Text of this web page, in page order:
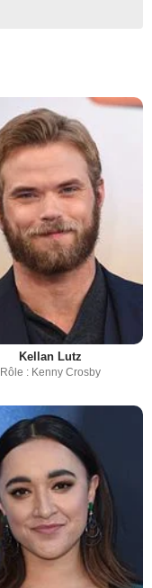
Kellan Lutz
Rôle : Kenny Crosby